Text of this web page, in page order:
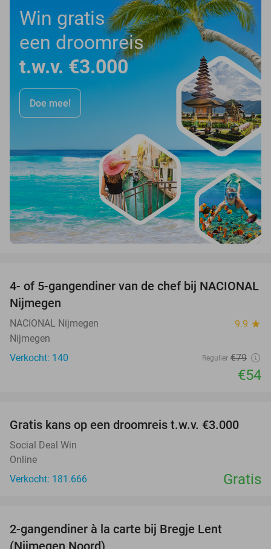
Win gratis
een droomreis
t.w.v. €3.000
Doe mee!
32%
4- of 5-gangendiner van de chef bij NACIONAL
Nijmegen
NACIONAL Nijmegen 9.9 star
Nijmegen
Verkocht: 140
Regulier €79
€54
Gratis kans op een droomreis t.w.v. €3.000
Social Deal Win
Online
Verkocht: 181.666
Gratis
2-gangendiner à la carte bij Bregje Lent
(Nijmegen Noord)